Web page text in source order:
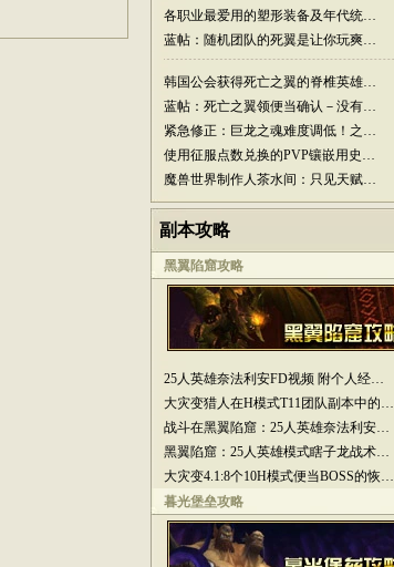
各职业最爱用的塑形装备及年代统…
蓝帖：随机团队的死翼是让你玩爽…
韩国公会获得死亡之翼的脊椎英雄…
蓝帖：死亡之翼领便当确认－没有…
紧急修正：巨龙之魂难度调低！之…
使用征服点数兑换的PVP镶嵌用史…
魔兽世界制作人茶水间：只见天赋…
副本攻略
黑翼陷窟攻略
25人英雄奈法利安FD视频 附个人经…
大灾变猎人在H模式T11团队副本中的…
战斗在黑翼陷窟：25人英雄奈法利安…
黑翼陷窟：25人英雄模式瞎子龙战术…
大灾变4.1:8个10H模式便当BOSS的恢…
暮光堡垒攻略